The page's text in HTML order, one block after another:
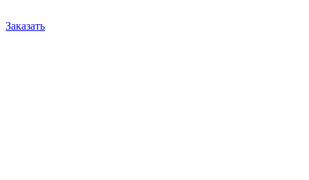
Заказать